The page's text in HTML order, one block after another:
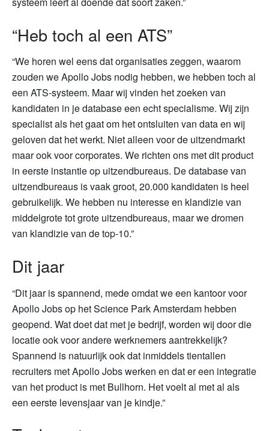
“Heb toch al een ATS”
“We horen wel eens dat organisaties zeggen, waarom
zouden we Apollo Jobs nodig hebben, we hebben toch al
een ATS-systeem. Maar wij vinden het zoeken van
kandidaten in je database een echt specialisme. Wij zijn
specialist als het gaat om het ontsluiten van data en wij
geloven dat het werkt. Niet alleen voor de uitzendmarkt
maar ook voor corporates. We richten ons met dit product
in eerste instantie op uitzendbureaus. De database van
uitzendbureaus is vaak groot, 20.000 kandidaten is heel
gebruikelijk. We hebben nu interesse en klandizie van
middelgrote tot grote uitzendbureaus, maar we dromen
van klandizie van de top-10.”
Dit jaar
“Dit jaar is spannend, mede omdat we een kantoor voor
Apollo Jobs op het Science Park Amsterdam hebben
geopend. Wat doet dat met je bedrijf, worden wij door die
locatie ook voor andere werknemers aantrekkelijk?
Spannend is natuurlijk ook dat inmiddels tientallen
recruiters met Apollo Jobs werken en dat er een integratie
van het product is met Bullhorn. Het voelt al met al als
een eerste levensjaar van je kindje.”